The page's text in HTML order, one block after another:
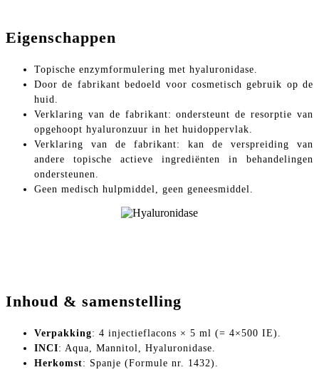
Eigenschappen
Topische enzymformulering met hyaluronidase.
Door de fabrikant bedoeld voor cosmetisch gebruik op de
huid.
Verklaring van de fabrikant: ondersteunt de resorptie van
opgehoopt hyaluronzuur in het huidoppervlak.
Verklaring van de fabrikant: kan de verspreiding van
andere topische actieve ingrediënten in behandelingen
ondersteunen.
Geen medisch hulpmiddel, geen geneesmiddel.
Inhoud & samenstelling
Verpakking: 4 injectieflacons × 5 ml (= 4×500 IE).
INCI: Aqua, Mannitol, Hyaluronidase.
Herkomst: Spanje (Formule nr. 1432).